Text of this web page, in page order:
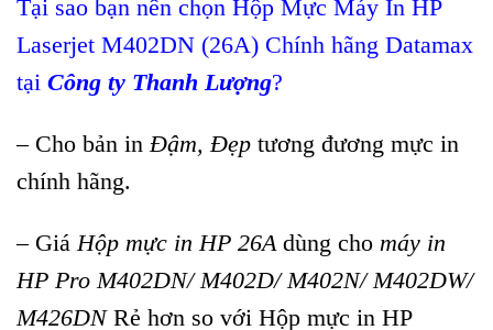
Tại sao bạn nên chọn Hộp Mực Máy In HP
Laserjet M402DN (26A) Chính hãng Datamax
tại Công ty Thanh Lượng?
– Cho bản in Đậm, Đẹp tương đương mực in
chính hãng.
– Giá Hộp mực in HP 26A dùng cho máy in
HP Pro M402DN/ M402D/ M402N/ M402DW/
M426DN Rẻ hơn so với Hộp mực in HP